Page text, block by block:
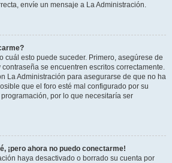
envíe un mensaje a La Administración.
cuál esto puede suceder. Primero, asegúrese de
se encuentren escritos correctamente.
La Administración para asegurarse de que no ha
que el foro esté mal configurado por su
por lo que necesitaría ser
¡pero ahora no puedo conectarme!
haya desactivado o borrado su cuenta por